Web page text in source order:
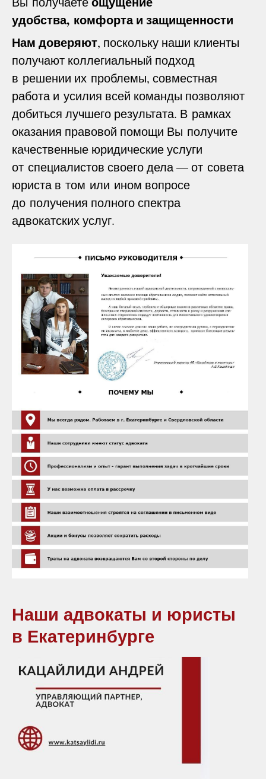
удобства, комфорта и защищенности
Нам доверяют, поскольку наши клиенты
получают коллегиальный подход
в решении их проблемы, совместная
работа и усилия всей команды позволяют
добиться лучшего результата. В рамках
оказания правовой помощи Вы получите
качественные юридические услуги
от специалистов своего дела — от совета
юриста в том или ином вопросе
до получения полного спектра
адвокатских услуг.
Наши адвокаты и юристы
в Екатеринбурге